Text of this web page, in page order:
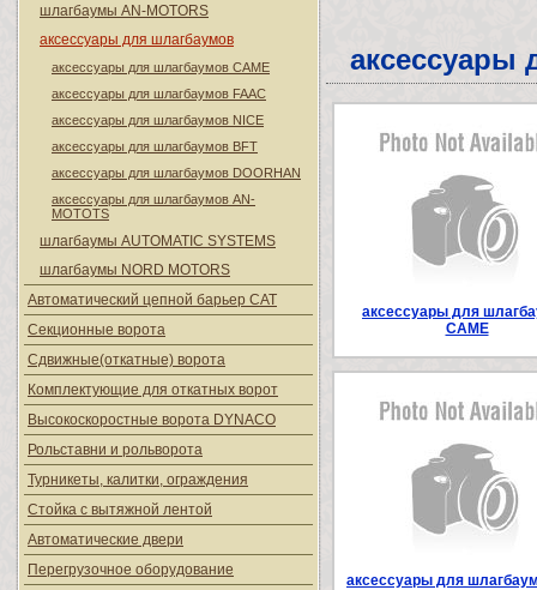
шлагбаумы AN-MOTORS
аксессуары для шлагбаумов
аксессуары для шлагбаумов CAME
аксессуары для шлагбаумов FAAC
аксессуары для шлагбаумов NICE
аксессуары для шлагбаумов BFT
аксессуары для шлагбаумов DOORHAN
аксессуары для шлагбаумов AN-
MOTOTS
шлагбаумы AUTOMATIC SYSTEMS
шлагбаумы NORD MOTORS
Автоматический цепной барьер CAT
Секционные ворота
Сдвижные(откатные) ворота
Комплектующие для откатных ворот
Высокоскоростные ворота DYNACO
Рольставни и рольворота
Турникеты, калитки, ограждения
Стойка с вытяжной лентой
Автоматические двери
Перегрузочное оборудование
аксессуары
аксессуары для
CAME
аксессуары для